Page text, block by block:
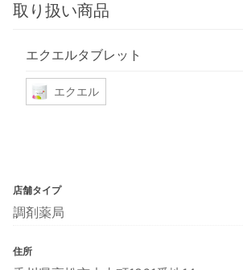
取り扱い商品
エクエルタブレット
エクエル
店舗タイプ
調剤薬局
住所